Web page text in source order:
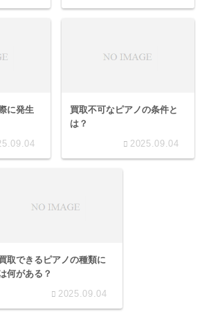
に発生
買取不可なピアノの条件と
は？
2025.09.04
取できるピアノの種類に
何がある？
2025.09.04